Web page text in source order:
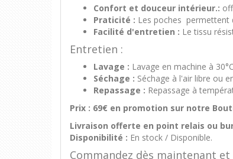
Confort et douceur intérieur.:
Praticité : Les poches permettent
Facilité d'entretien : Le tissu
Entretien :
Lavage : Lavage en machine à
Séchage : Séchage à l'air libre ou
Repassage : Repassage à
Prix : 69€ en promotion sur notre
Livraison offerte en point relais ou
Disponibilité : En stock / Disponible.
Commandez dès maintenant